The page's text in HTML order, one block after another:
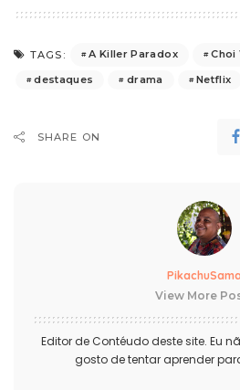
TAGS: A Killer Paradox Choi
destaques
drama Netflix
SHARE ON
PikachuSama
View More
Editor de Contéudo deste site. Eu
gosto de tentar aprender